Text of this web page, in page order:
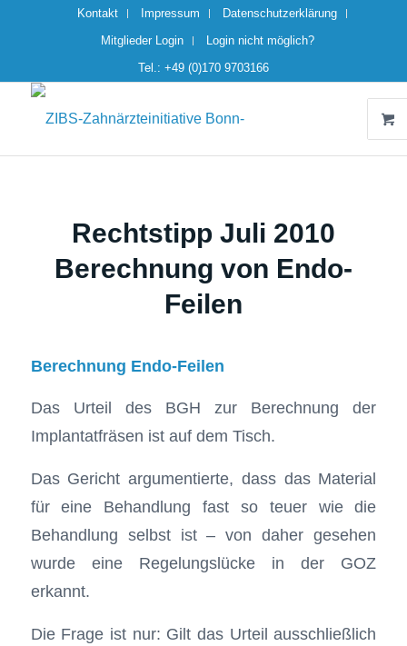
Kontakt Impressum
Datenschutzerklärung
Mitglieder Login
Login nicht möglich?
Tel.: +49 (0)170 9703166
Rechtstipp Juli 2010
Berechnung von Endo-
Feilen
Berechnung Endo-Feilen
Das Urteil des BGH zur Berechnung der
Implantatfräsen ist auf dem Tisch.
Das Gericht argumentierte, dass das Material
für eine Behandlung fast so teuer wie die
Behandlung selbst ist – von daher gesehen
wurde eine Regelungslücke in der GOZ
erkannt.
Die Frage ist nur: Gilt das Urteil ausschließlich